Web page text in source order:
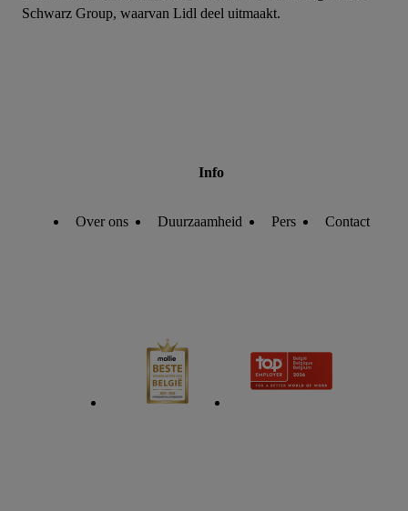
Schwarz Group, waarvan Lidl deel uitmaakt.
Info
Over ons Duurzaamheid Pers Contact